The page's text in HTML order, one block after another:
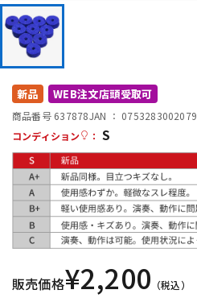
配信/ライブ機器
中古
新品 WEB注文店頭受取可
商品番号 637878JAN ： 0753283002079
コンディション
： S
販売価格¥2,200 （税込）